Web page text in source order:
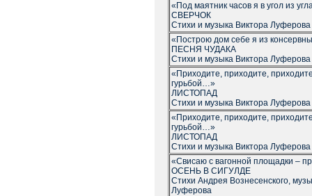
«Под маятник часов я в угол из
СВЕРЧОК
Стихи и музыка Виктора Луферова
«Построю дом себе я из
ПЕСНЯ ЧУДАКА
Стихи и музыка Виктора Луферова
«Приходите, приходите,
гурьбой…»
ЛИСТОПАД
Стихи и музыка Виктора Луферова
«Приходите, приходите,
гурьбой…»
ЛИСТОПАД
Стихи и музыка Виктора Луферова
«Свисаю с вагонной площадки –
ОСЕНЬ В СИГУЛДЕ
Стихи Андрея Вознесенского,
Луферова